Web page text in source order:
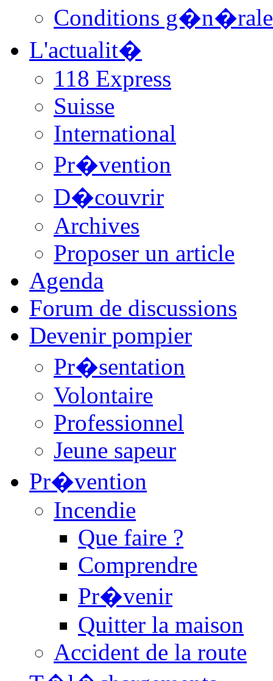
Conditions
L'actualit�
118 Express
Suisse
International
Pr�vention
D�couvrir
Archives
Proposer un article
Agenda
Forum de discussions
Devenir pompier
Pr�sentation
Volontaire
Professionnel
Jeune sapeur
Pr�vention
Incendie
Que faire ?
Comprendre
Pr�venir
Quitter la maison
Accident de la route